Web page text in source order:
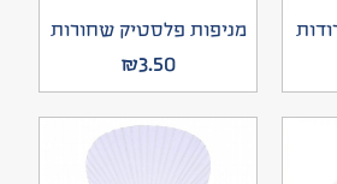
מניפות פלסטיק שחורות
₪3.50